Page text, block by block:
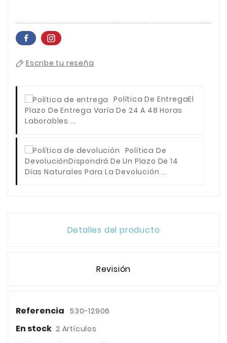
Escribe tu reseña
Política De EntregaEl
Plazo De Entrega Varía De 24 A 48 Horas
Laborables ...
Política De
DevoluciónDispondrá De Un Plazo De 14
Días Naturales Para La Devolución ...
Detalles del producto
Revisión
Referencia 530-12906
En stock 2 Artículos